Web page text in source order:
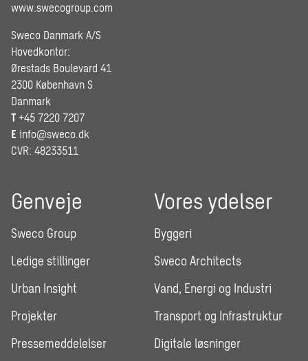
www.swecogroup.com
Sweco Danmark A/S
Hovedkontor:
Ørestads Boulevard 41
2300 København S
Danmark
T +45 7220 7207
E info@sweco.dk
CVR: 48233511
Genveje
Sweco Group
Ledige stillinger
Urban Insight
Projekter
Pressemeddelelser
Vores ydelser
Byggeri
Sweco Architects
Vand, Energi og Industri
Transport og Infrastruktur
Digitale løsninger